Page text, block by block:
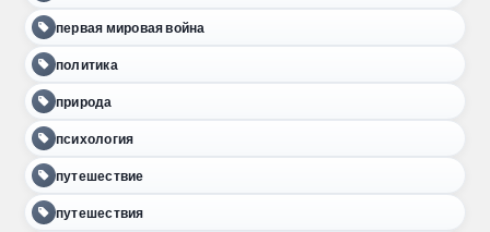
первая мировая война
политика
природа
психология
путешествие
путешествия